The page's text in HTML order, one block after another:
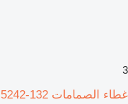
3
غطاء الصمامات 132-5242 لـ حفارة Caterpillar 3126B